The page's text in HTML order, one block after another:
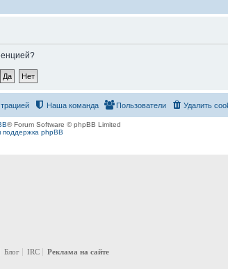
Удалить
Пользователи
Наша команда
® Forum Software © phpBB Limited
поддержка phpBB
Блог IRC
Реклама на сайте